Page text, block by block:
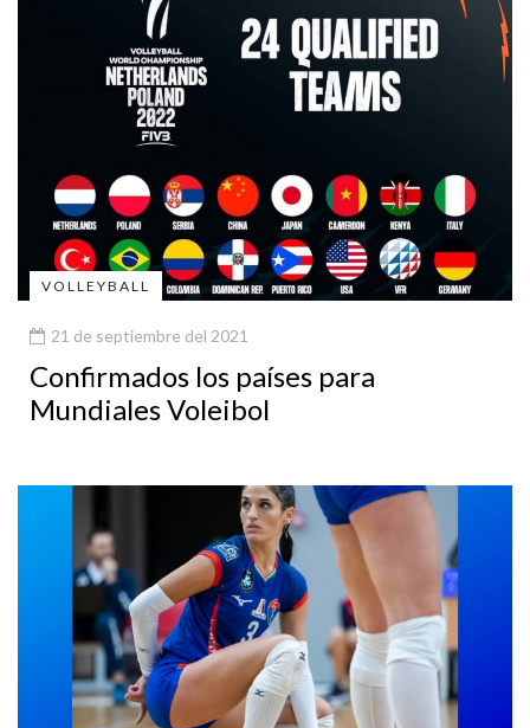
VOLLEYBALL
21 de septiembre del 2021
Confirmados los países para
Mundiales Voleibol